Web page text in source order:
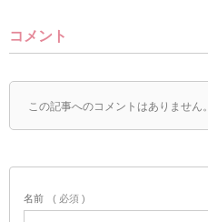
コメント
この記事へのコメントはありません。
名前 ( 必須 )